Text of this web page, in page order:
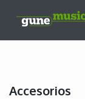
Accesorios